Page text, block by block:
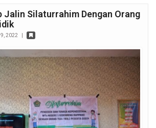
Jalin Silaturrahim Dengan Orang
2022